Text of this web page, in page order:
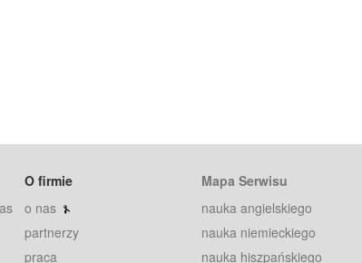
O firmie
o nas
partnerzy
praca
Mapa Serwisu
nauka angielskiego
nauka niemieckiego
nauka hiszpańskiego